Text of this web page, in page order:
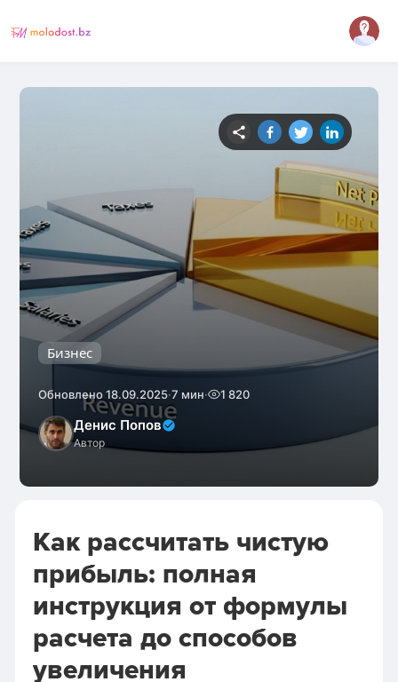
Бизнес
Обновлено 18.09.2025·7 мин· 1 820
Денис Попов
Автор
Как рассчитать чистую
прибыль: полная
инструкция от формулы
расчета до способов
увеличения